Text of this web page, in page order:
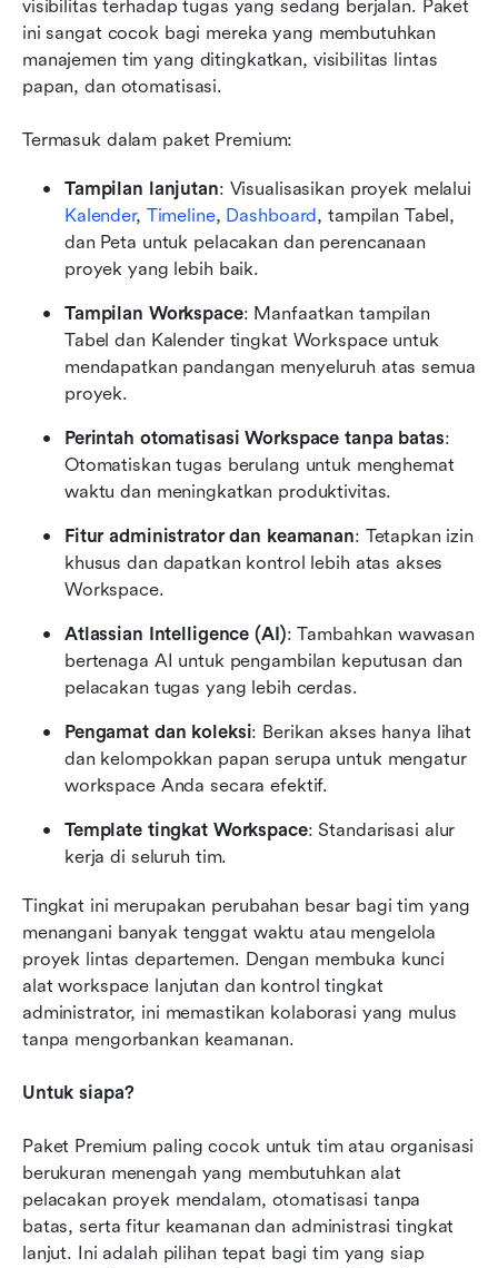
visibilitas terhadap tugas yang sedang berjalan. Paket
ini sangat cocok bagi mereka yang membutuhkan
manajemen tim yang ditingkatkan, visibilitas lintas
papan, dan otomatisasi.
Termasuk dalam paket Premium:
Tampilan lanjutan
Kalender, Timeline, Dashboard, tampilan Tabel,
dan Peta untuk pelacakan dan perencanaan
proyek yang lebih baik.
Tampilan Workspace: Manfaatkan tampilan
Tabel dan Kalender tingkat Workspace untuk
mendapatkan pandangan menyeluruh atas semua
proyek.
Perintah otomatisasi Workspace tanpa batas:
Otomatiskan tugas berulang untuk menghemat
waktu dan meningkatkan produktivitas.
Fitur administrator dan keamanan: Tetapkan izin
khusus dan dapatkan kontrol lebih atas akses
Workspace.
Atlassian Intelligence (AI): Tambahkan wawasan
bertenaga AI untuk pengambilan keputusan dan
pelacakan tugas yang lebih cerdas.
Pengamat dan koleksi: Berikan akses hanya lihat
dan kelompokkan papan serupa untuk mengatur
workspace Anda secara efektif.
Template tingkat Workspace: Standarisasi alur
kerja di seluruh tim.
Tingkat ini merupakan perubahan besar bagi tim yang
menangani banyak tenggat waktu atau mengelola
proyek lintas departemen. Dengan membuka kunci
alat workspace lanjutan dan kontrol tingkat
administrator, ini memastikan kolaborasi yang mulus
tanpa mengorbankan keamanan.
Untuk siapa?
Paket Premium paling cocok untuk tim atau organisasi
berukuran menengah yang membutuhkan alat
pelacakan proyek mendalam, otomatisasi tanpa
batas, serta fitur keamanan dan administrasi tingkat
lanjut. Ini adalah pilihan tepat bagi tim yang siap